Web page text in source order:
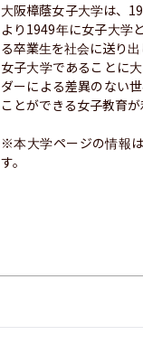
大阪樟蔭女子大学は、
より1949年に女子大学
る卒業生を社会に送り
女子大学であることに
ダーによる差異のない
ことができる女子教育が
※本大学ページの情報
す。